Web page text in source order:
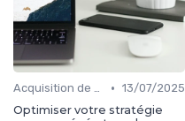
Acquisition de médias • 13/07/2025
Optimiser votre stratégie